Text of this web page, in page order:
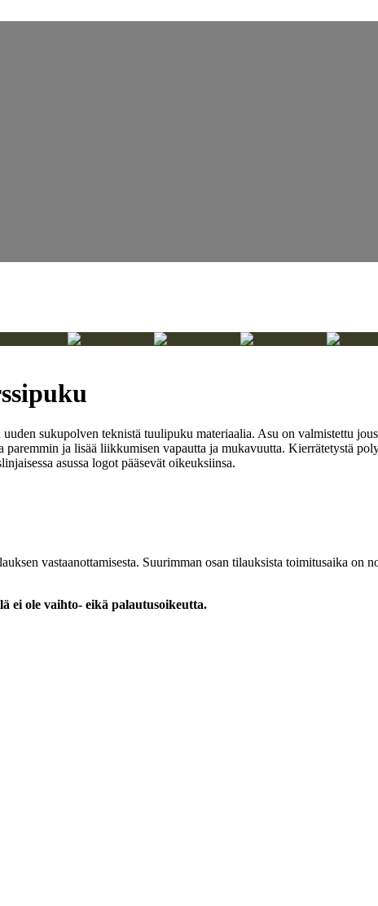
sukupolven teknistä tuulipuku materiaalia. Asu on valmistettu
ja lisää liikkumisen vapautta ja mukavuutta. Kierrätetystä
asussa logot pääsevät oikeuksiinsa.
vastaanottamisesta. Suurimman osan tilauksista toimitusaika
ei ole vaihto- eikä palautusoikeutta.